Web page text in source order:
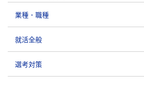
業種・職種
就活全般
選考対策